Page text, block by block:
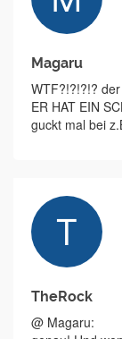
Magaru
WTF?!?!?!?
ER HAT EIN
guckt mal bei
TheRock
@ Magaru: